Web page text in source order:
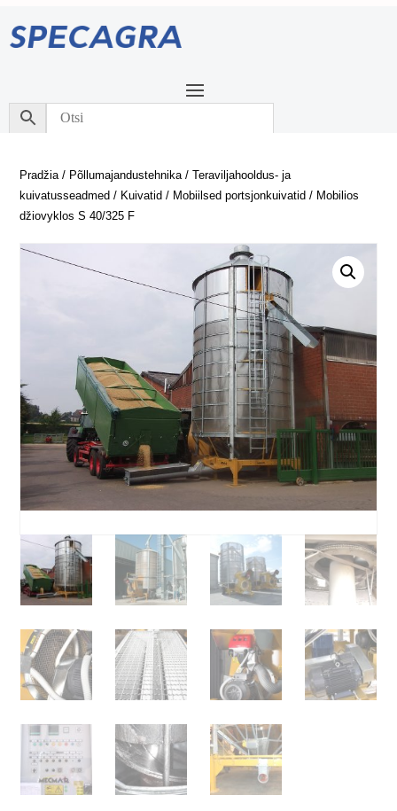
Pradžia/ Põllumajandustehnika/Teraviljahooldus- ja
kuivatusseadmed / Kuivatid / Mobiilsed portsjonkuivatid / Mobilios
džiovyklos S 40/325 F